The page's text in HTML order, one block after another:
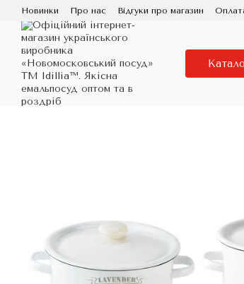
Перейти до основного контенту
Новинки Про нас Відгуки про магазин
Контактна інформація
Порцелянова Емаль